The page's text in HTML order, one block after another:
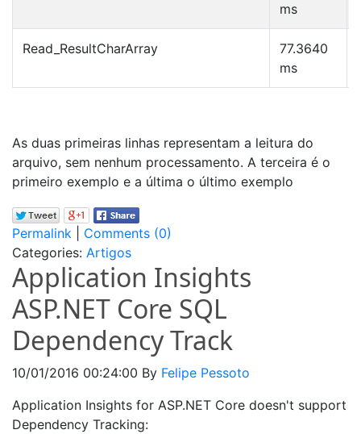
ms
Read_ResultCharArray
77.3640
ms
As duas primeiras linhas representam a leitura do
arquivo, sem nenhum processamento. A terceira é o
primeiro exemplo e a última o último exemplo
Permalink
Comments (0)
Categories: Artigos
Application Insights
ASP.NET Core SQL
Dependency Track
10/01/2016 00:24:00 By Felipe Pessoto
Application Insights for ASP.NET Core doesn't support
Dependency Tracking: